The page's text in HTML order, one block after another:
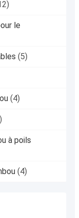
le
(5)
(4)
à poils
(4)